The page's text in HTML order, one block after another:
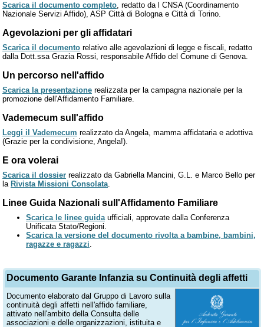
Scarica il documento completo, redatto da l CNSA (Coordinamento
Nazionale Servizi Affido), ASP Città di Bologna e Città di Torino.
Agevolazioni per gli affidatari
Scarica il documento relativo alle agevolazioni di legge e fiscali, redatto
dalla Dott.ssa Grazia Rossi, responsabile Affido del Comune di Genova.
Un percorso nell'affido
Scarica la presentazione realizzata per la campagna nazionale per la
promozione dell'Affidamento Familiare.
Vademecum sull'affido
Leggi il Vademecum realizzato da Angela, mamma affidataria e adottiva
(Grazie per la condivisione, Angela!).
E ora volerai
Scarica il dossier realizzato da Gabriella Mancini, G.L. e Marco Bello per
la Rivista Missioni Consolata.
Linee Guida Nazionali sull'Affidamento Familiare
Scarica le linee guidaufficiali, approvate dalla Conferenza
Unificata Stato/Regioni.
Scarica la versione del documento rivolta a bambine, bambini,
ragazze e ragazzi.
Documento Garante Infanzia su Continuità degli affetti
Documento elaborato dal Gruppo di Lavoro sulla
continuità degli affetti nell'affido familiare,
attivato nell'ambito della Consulta delle
associazioni e delle organizzazioni, istituita e